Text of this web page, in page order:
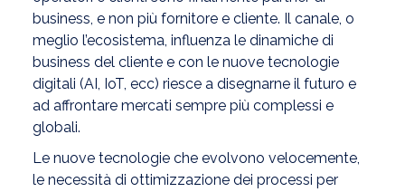
business, e non più fornitore e cliente. Il canale, o
meglio l’ecosistema, influenza le dinamiche di
business del cliente e con le nuove tecnologie
digitali (AI, IoT, ecc) riesce a disegnarne il futuro e
ad affrontare mercati sempre più complessi e
globali.
Le nuove tecnologie che evolvono velocemente,
le necessità di ottimizzazione dei processi per